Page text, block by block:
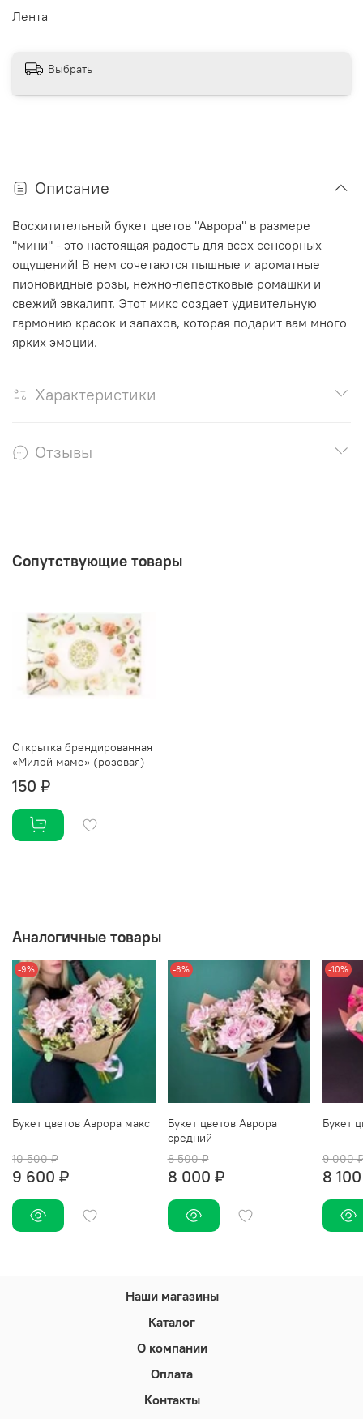
Лента
Выбрать
Описание
Восхитительный букет цветов "Аврора" в размере
"мини" - это настоящая радость для всех сенсорных
ощущений! В нем сочетаются пышные и ароматные
пионовидные розы, нежно-лепестковые ромашки и
свежий эвкалипт. Этот микс создает удивительную
гармонию красок и запахов, которая подарит вам много
ярких эмоции.
Характеристики
Отзывы
Сопутствующие товары
Открытка брендированная
«Милой маме» (розовая)
150 ₽
Аналогичные товары
-9%
Букет цветов Аврора макс
10 500 ₽
9 600 ₽
-6%
Букет цветов Аврора
средний
8 500 ₽
8 000 ₽
-10%
Букет
9 000
8
Наши магазины
Каталог
О компании
Оплата
Контакты